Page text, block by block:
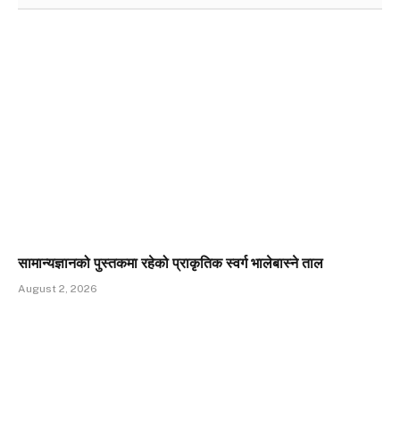
सामान्यज्ञानको पुस्तकमा रहेको प्राकृतिक स्वर्ग भालेबास्ने ताल
August 2, 2026